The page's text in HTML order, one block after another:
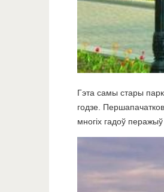
Гэта самы стары
годзе.
многіх гадоў